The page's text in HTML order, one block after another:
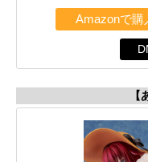
Amazonで購
【